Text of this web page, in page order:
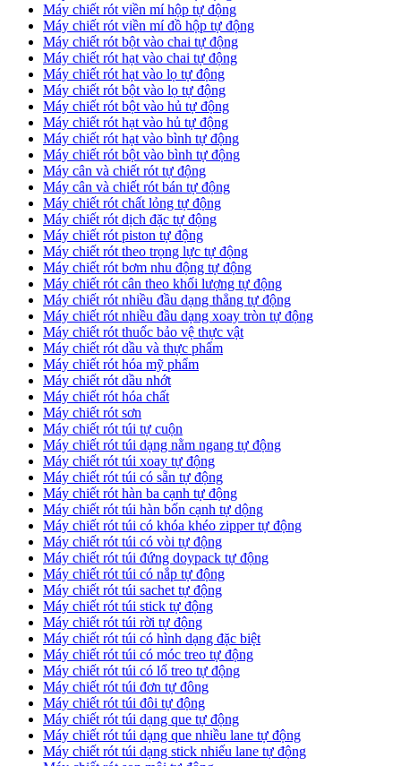
Máy chiết rót viền mí hộp tự động
Máy chiết rót viền mí đồ hộp tự động
Máy chiết rót bột vào chai tự động
Máy chiết rót hạt vào chai tự động
Máy chiết rót hạt vào lọ tự động
Máy chiết rót bột vào lọ tự động
Máy chiết rót bột vào hủ tự động
Máy chiết rót hạt vào hủ tự động
Máy chiết rót hạt vào bình tự động
Máy chiết rót bột vào bình tự động
Máy cân và chiết rót tự động
Máy cân và chiết rót bán tự động
​Máy chiết rót chất lỏng tự động
​Máy chiết rót dịch đặc tự động
Máy chiết rót piston tự động
Máy chiết rót theo trọng lực tự động
​Máy chiết rót bơm nhu động tự động
Máy chiết rót cân theo khối lượng tự động
​Máy chiết rót nhiều đầu dạng thẳng tự động
​Máy chiết rót nhiều đầu dạng xoay tròn tự động
Máy chiết rót thuốc bảo vệ thực vật
Máy chiết rót dầu và thực phẩm
Máy chiết rót hóa mỹ phẩm
Máy chiết rót dầu nhớt
Máy chiết rót hóa chất
Máy chiết rót sơn
Máy chiết rót túi tự cuộn
Máy chiết rót túi dạng nằm ngang tự động
Máy chiết rót túi xoay tự động
Máy chiết rót túi có sẵn tự động
Máy chiết rót hàn ba cạnh tự động
Máy chiết rót túi hàn bốn cạnh tự dộng
Máy chiết rót túi có khóa khéo zipper tự động
Máy chiết rót túi có vòi tự động
Máy chiết rót túi đứng doypack tự động
Máy chiết rót túi có nắp tự động
Máy chiết rót túi sachet tự động
Máy chiết rót túi stick tự động
Máy chiết rót túi rời tự động
Máy chiết rót túi có hình dạng đặc biệt
Máy chiết rót túi có móc treo tự động
Máy chiết rót túi có lổ treo tự động
Máy chiết rót túi đơn tự đông
Máy chiết rót túi đôi tự động
Máy chiết rót túi dạng que tự động
Máy chiết rót túi dạng que nhiều lane tự động
Máy chiết rót túi dạng stick nhiếu lane tự động